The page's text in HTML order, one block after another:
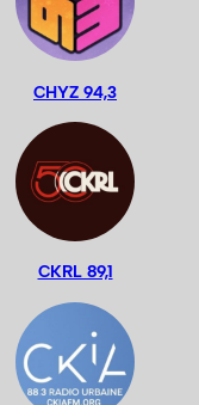
CHYZ 94,3
CKRL 89,1